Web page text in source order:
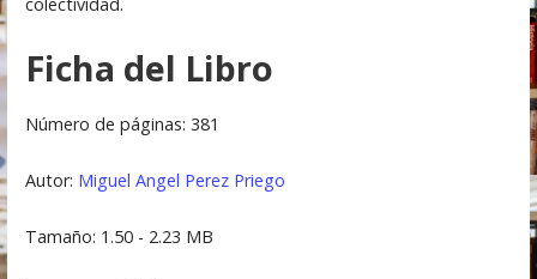
Ficha del Libro
Número de páginas: 381
Autor: Miguel Angel Perez Priego
Tamaño: 1.50 - 2.23 MB